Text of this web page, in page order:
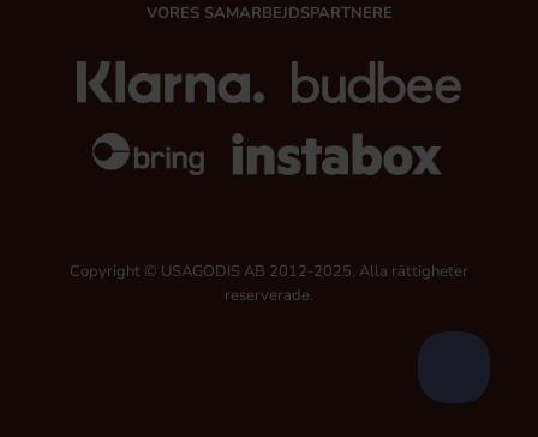
VORES SAMARBEJDSPARTNERE
Copyright © USAGODIS AB 2012-2025, Alla rättigheter
reserverade.